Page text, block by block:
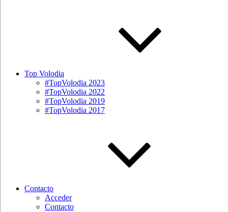
Top Volodia
#TopVolodia 2023
#TopVolodia 2022
#TopVolodia 2019
#TopVolodia 2017
Contacto
Acceder
Contacto